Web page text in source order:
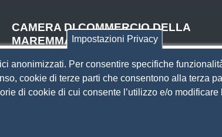
CAMERA DI COMMERCIO DELLA
MAREMMA E DEL TIRRENO
SEDE DI LIVORNO
Piazza del Municipio, 48
(ingresso da Via del Porticciolo, 1)
Impostazioni Privacy
anonimizzati. Per consentire specifiche
cookie di terze parti che consentono alla terza
di cookie di cui consente l’utilizzo e/o